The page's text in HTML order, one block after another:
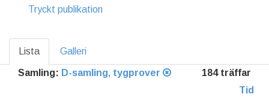
Tryckt publikation
Lista Galleri
Samling: D-samling, tygprover 184 träffar
Tid